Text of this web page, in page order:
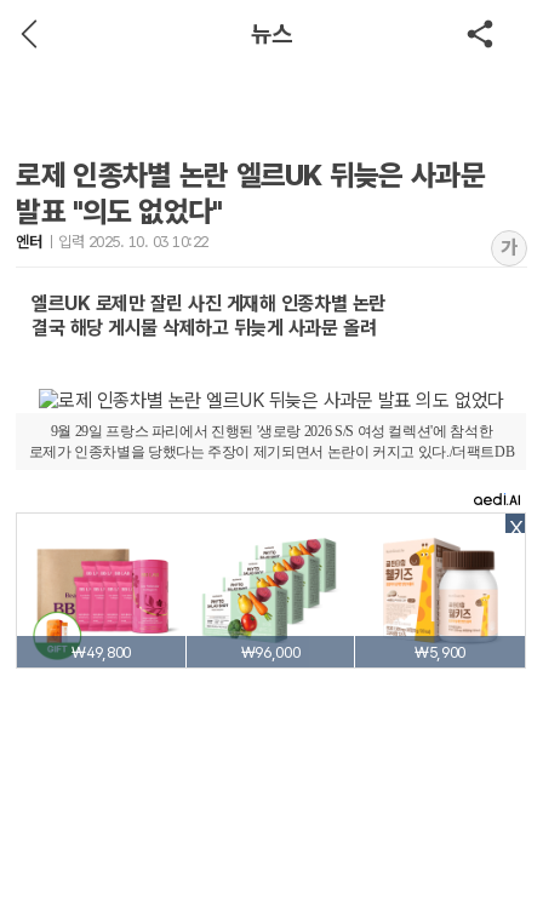
뉴스
로제 인종차별 논란 엘르UK 뒤늦은 사과문
발표 "의도 없었다"
엔터 입력 2025. 10. 03 10:22 가
엘르UK 로제만 잘린 사진 게재해 인종차별 논란
결국 해당 게시물 삭제하고 뒤늦게 사과문 올려
9월 29일 프랑스 파리에서 진행된 '생로랑 2026 S/S 여성 컬렉션'에 참석한
로제가 인종차별을 당했다는 주장이 제기되면서 논란이 커지고 있다./더팩트DB
X
₩49,800 ₩96,000 ₩5,900